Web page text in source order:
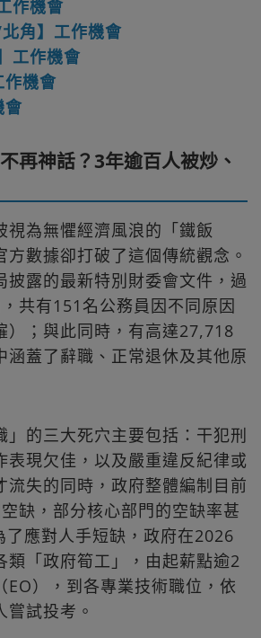
作機會
角】工作機會
工作機會
機會
會
再神話？3年逾百人被炒、
視為無懼經濟風浪的「鐵飯
數據卻打破了這個傳統觀念。
披露的最新特別財委會文件，過
共有151名公務員因不同原因
）；與此同時，有高達27,718
涵蓋了辭職、正常退休及其他原
」的三大死穴主要包括：干犯刑
表現欠佳，以及嚴重違反紀律或
流失的同時，政府整體編制目前
缺，部分核心部門的空缺率甚
了應對人手短缺，政府在2026
類「政府筍工」，由起薪點逾2
EO），到各專業技術職位，依
試投考。